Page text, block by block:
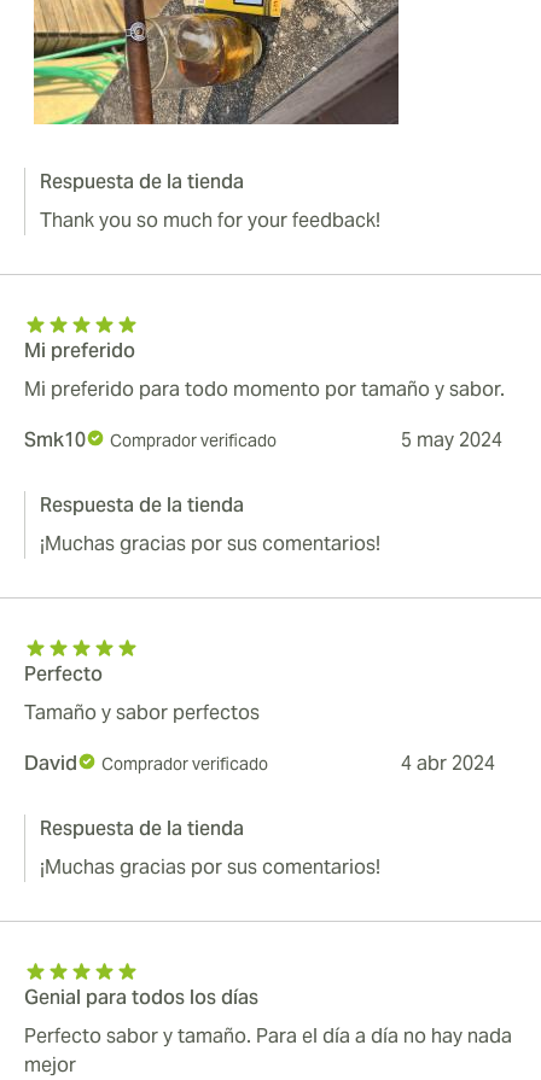
Respuesta de la tienda
Thank you so much for your feedback!
Mi preferido
Mi preferido para todo momento por tamaño y sabor.
Smk10
Comprador verificado 5 may 2024
Respuesta de la tienda
¡Muchas gracias por sus comentarios!
Perfecto
Tamaño y sabor perfectos
David
Comprador verificado 4 abr 2024
Respuesta de la tienda
¡Muchas gracias por sus comentarios!
Genial para todos los días
Perfecto sabor y tamaño. Para el día a día no hay nada
mejor